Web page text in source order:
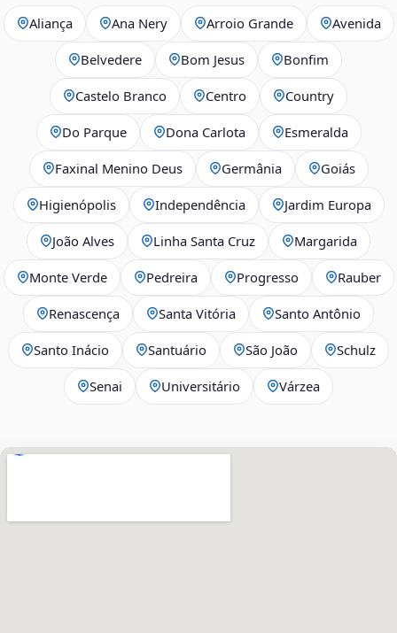
Aliança Ana Nery Arroio Grande Avenida
Belvedere Bom Jesus Bonfim
Castelo Branco Centro Country
Do Parque Dona Carlota Esmeralda
Faxinal Menino Deus Germânia Goiás
Higienópolis Independência Jardim Europa
João Alves Linha Santa Cruz Margarida
Monte Verde Pedreira Progresso Rauber
Renascença Santa Vitória Santo Antônio
Santo Inácio Santuário São João Schulz
Senai Universitário Várzea